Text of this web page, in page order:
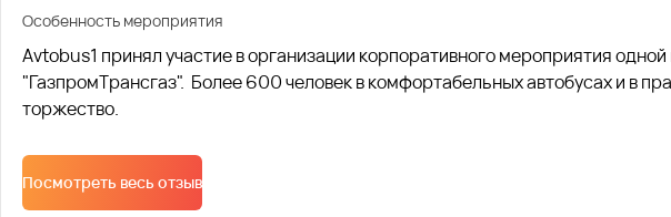
Особенность мероприятия
Avtobus1 принял участие в организации корпоративного мероприятия
"ГазпромТрансгаз". Более 600 человек в комфортабельных автобусах и в
торжество.
Посмотреть весь отзыв